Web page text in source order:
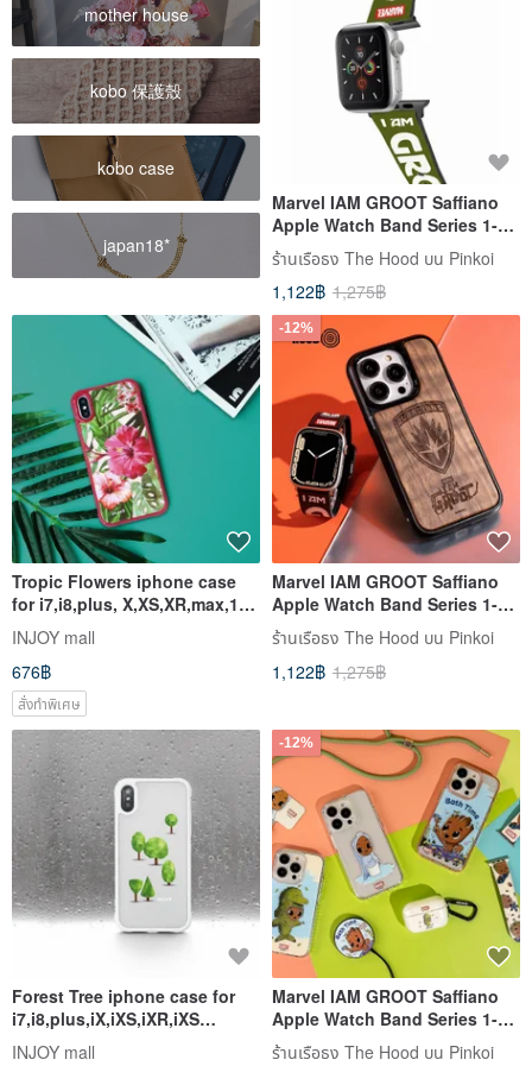
mother house
kobo 保護殼
kobo case
japan18*
Marvel IAM GROOT Saffiano
Apple Watch Band Series 1-
8,SE,Ultra
ร้านเรือธง The Hood บน Pinkoi
1,122฿ 1,275฿
Tropic Flowers iphone case
for i7,i8,plus, X,XS,XR,max,11
pro,11 max,SE3 gift
INJOY mall
676฿
สั่งทำพิเศษ
-12%
Marvel IAM GROOT Saffiano
Apple Watch Band Series 1-
8,SE,Ultra
ร้านเรือธง The Hood บน Pinkoi
1,122฿ 1,275฿
Forest Tree iphone case for
i7,i8,plus,iX,iXS,iXR,iXS
max,SE3 gift , accessories
INJOY mall
-12%
Marvel IAM GROOT Saffiano
Apple Watch Band Series 1-
8,SE,Ultra
ร้านเรือธง The Hood บน Pinkoi